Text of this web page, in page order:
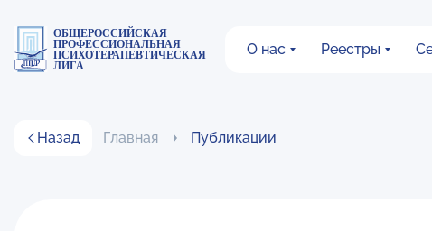
ОБЩЕРОССИЙСКАЯ
ПРОФЕССИОНАЛЬНАЯ
ПСИХОТЕРАПЕВТИЧЕСКАЯ
ЛИГА
О нас Реестры
Назад Главная Публикации